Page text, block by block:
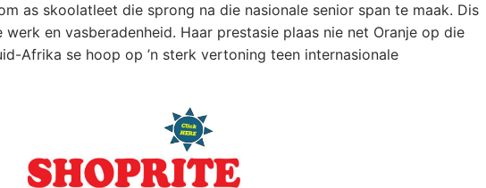
as skoolatleet die sprong na die nasionale senior span te maak. Dis
werk en vasberadenheid. Haar prestasie plaas nie net Oranje op die
Afrika se hoop op ’n sterk vertoning teen internasionale